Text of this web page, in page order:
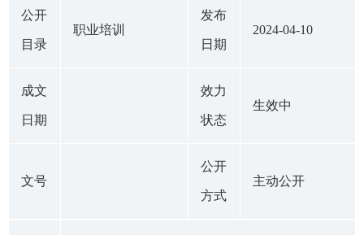
公开
目录
职业培训
发布
日期
2024-04-10
成文
日期
效力
状态
生效中
文号
公开
方式
主动公开